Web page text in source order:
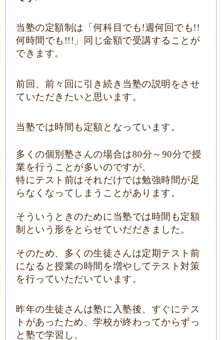
当塾の定額制は「何科目でも !週何回でも!!
何時間でも!!!」同じ金額で受講することが
できます。
前回、前々回に引き続き当塾の説明をさせ
ていただきたいと思います。
当塾では時間も定額となっています。
多くの個別塾さんの場合は80分～90分で授
業を行うことが多いのですが、
特にテスト前はそれだけでは勉強時間が足
らなくなってしまうことがあります。
そういうときのために当塾では時間も定額
制という形をとらせていだだきました。
そのため、多くの生徒さんは定期テスト前
になると授業の時間を増やしてテスト対策
を行っていただいています。
昨年の生徒さんは塾に入塾後、すぐにテス
トがあったため、学校が終わってからずっ
と塾で学習し、